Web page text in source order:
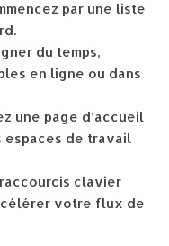
par une liste
du temps,
en ligne ou dans
une page d’accueil
de travail
clavier
votre flux de